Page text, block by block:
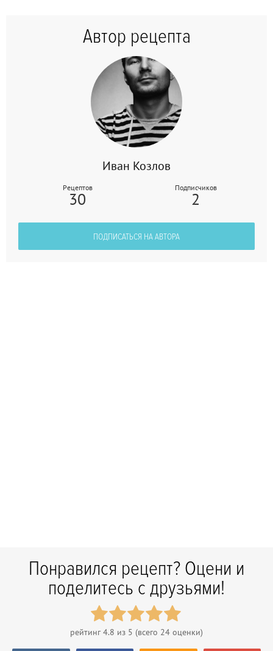
Автор рецепта
Иван Козлов
Рецептов
30
Подписчиков
2
ПОДПИСАТЬСЯ НА АВТОРА
Понравился рецепт? Оцени и
поделитесь с друзьями!
рейтинг4.8 из 5 (всего 24 оценки)